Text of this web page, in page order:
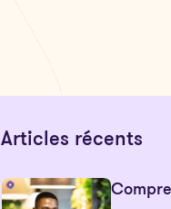
Articles récents